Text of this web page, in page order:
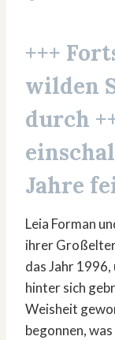
+++
wilden
durch
Jahre
Leia Forman
ihrer
das Jahr
hinter sich
Weisheit
begonnen,